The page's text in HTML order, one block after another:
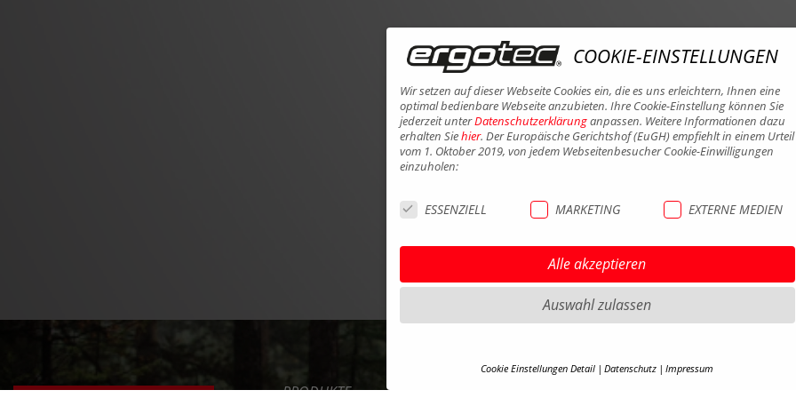
PRODUKTE
COOKIE-EINSTELLUNGEN
Wir setzen auf dieser Webseite Cookies ein, die es uns erleichtern, Ihnen eine
optimal bedienbare Webseite anzubieten. Ihre Cookie-Einstellung können Sie
jederzeit unterDatenschutzerklärunganpassen. Weitere Informationen dazu
erhalten Siehier. Der Europäische Gerichtshof (EuGH) empfiehlt in einem Urteil
vom 1. Oktober 2019, von jedem Webseitenbesucher Cookie-Einwilligungen
einzuholen:
ESSENZIELL MARKETING EXTERNE MEDIEN
Alle akzeptieren
Auswahl zulassen
Cookie Einstellungen Detail Datenschutz Impressum